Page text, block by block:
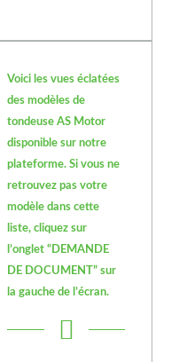
Voici les vues éclatées
des modèles de
tondeuse AS Motor
disponible sur notre
plateforme. Si vous ne
retrouvez pas votre
modèle dans cette
liste, cliquez sur
l’onglet “DEMANDE
DE DOCUMENT” sur
la gauche de l’écran.